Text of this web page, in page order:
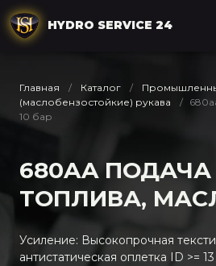
HYDRO SERVICE 24
Главная Каталог
(маслобензостойкие) рукава
10 бар
680AA ПОДАЧА
ТОПЛИВА,
Усиление: Высокопрочная
антистатическая оплетка ID >=